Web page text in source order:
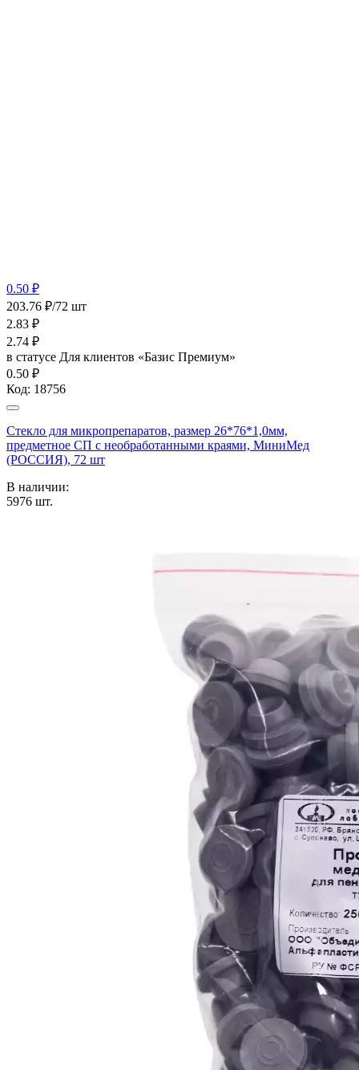
0.50 ₽
203.76 ₽/72 шт
2.83 ₽
2.74 ₽
в статусе Для клиентов «Базис Премиум»
0.50 ₽
Код: 18756
Стекло для микропрепаратов, размер 26*76*1,0мм,
предметное СП с необработанными краями, МиниМед
(РОССИЯ), 72 шт
В наличии:
5976 шт.